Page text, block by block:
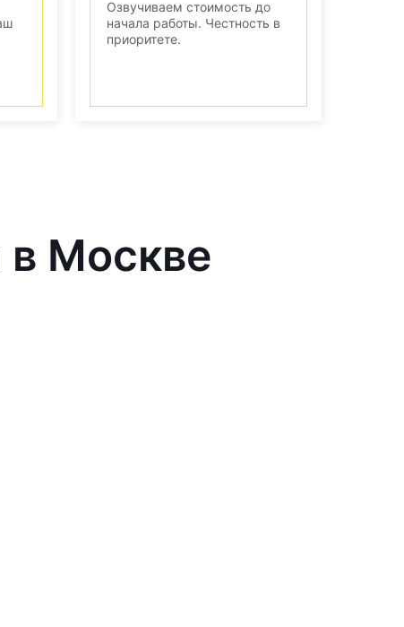
Озвучиваем стоимость до
начала работы. Честность в
приоритете.
в Москве